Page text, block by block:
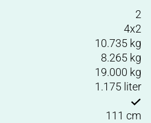
2
4x2
10.735 kg
8.265 kg
19.000 kg
1.175 liter
111 cm